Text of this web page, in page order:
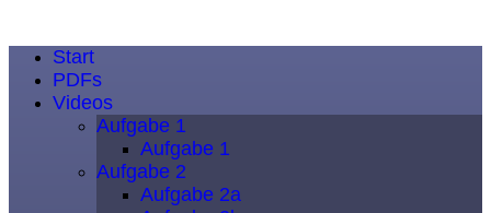
Start
PDFs
Videos
Aufgabe 1
Aufgabe 1
Aufgabe 2
Aufgabe 2a